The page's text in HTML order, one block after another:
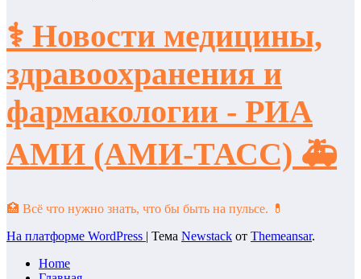
⚕️ Новости медицины,
здравоохранения и
фармакологии - РИА
АМИ (АМИ-ТАСС) 🚑
🏥 Всё что нужно знать, что бы быть на пульсе. 💊
На платформе WordPress | Тема Newstack от Themeansar.
Home